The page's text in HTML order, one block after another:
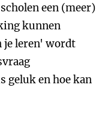
een (meer)
kunnen
je leren' wordt
geluk en hoe kan